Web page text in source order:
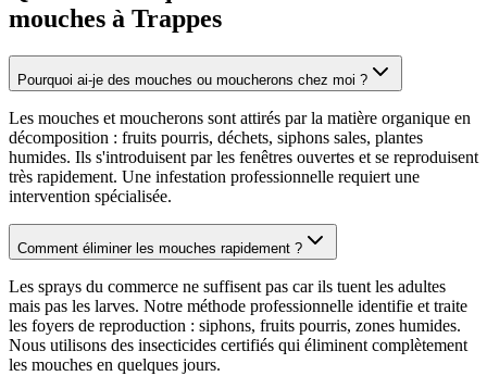
mouches à Trappes
Pourquoi ai-je des mouches ou moucherons chez moi ?
Les mouches et moucherons sont attirés par la matière organique en
décomposition : fruits pourris, déchets, siphons sales, plantes
humides. Ils s'introduisent par les fenêtres ouvertes et se reproduisent
très rapidement. Une infestation professionnelle requiert une
intervention spécialisée.
Comment éliminer les mouches rapidement ?
Les sprays du commerce ne suffisent pas car ils tuent les adultes
mais pas les larves. Notre méthode professionnelle identifie et traite
les foyers de reproduction : siphons, fruits pourris, zones humides.
Nous utilisons des insecticides certifiés qui éliminent complètement
les mouches en quelques jours.